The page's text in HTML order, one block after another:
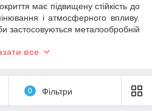
має підвищену стійкість до
і атмосферного впливу.
застосовуються металообробній
коли від об'єкта потрібна
вплив.
Etika застосовуються для
все
0 Фільтри